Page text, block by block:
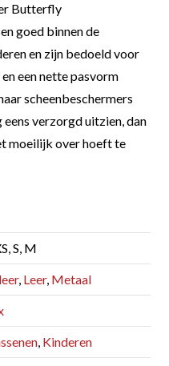
Butterfly
goed binnen de
en zijn bedoeld voor
een nette pasvorm
scheenbeschermers
eens verzorgd uitzien, dan
moeilijk over hoeft te
S, M
, Leer, Metaal
, Kinderen